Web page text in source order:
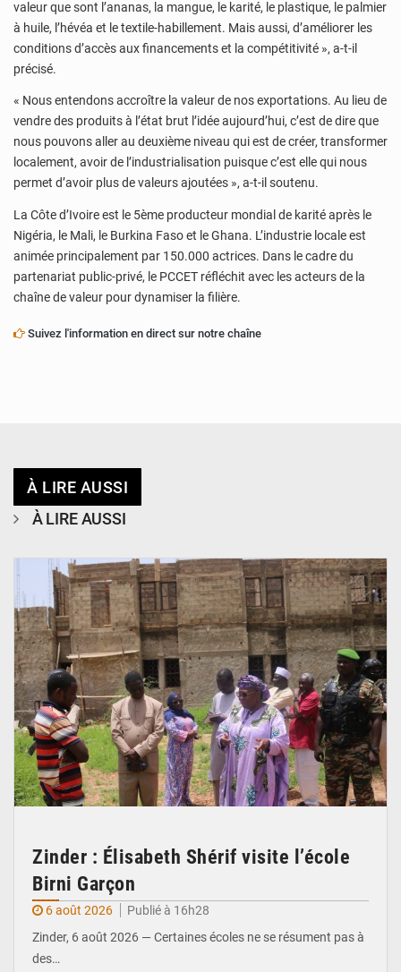
valeur que sont l’ananas, la mangue, le karité, le plastique, le palmier
à huile, l’hévéa et le textile-habillement. Mais aussi, d’améliorer les
conditions d’accès aux financements et la compétitivité », a-t-il
précisé.
« Nous entendons accroître la valeur de nos exportations. Au lieu de
vendre des produits à l’état brut l’idée aujourd’hui, c’est de dire que
nous pouvons aller au deuxième niveau qui est de créer, transformer
localement, avoir de l’industrialisation puisque c’est elle qui nous
permet d’avoir plus de valeurs ajoutées », a-t-il soutenu.
La Côte d’Ivoire est le 5ème producteur mondial de karité après le
Nigéria, le Mali, le Burkina Faso et le Ghana. L’industrie locale est
animée principalement par 150.000 actrices. Dans le cadre du
partenariat public-privé, le PCCET réfléchit avec les acteurs de la
chaîne de valeur pour dynamiser la filière.
Suivez l'information en direct sur notre chaîne
À LIRE AUSSI
À LIRE AUSSI
Zinder : Élisabeth Shérif visite l’école
Birni Garçon
6 août 2026
Publié à 16h28
Zinder, 6 août 2026 — Certaines écoles ne se résument pas à
des…